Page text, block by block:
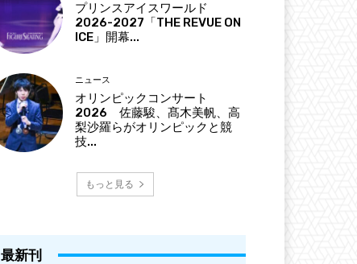
プリンスアイスワールド
2026-2027「THE REVUE ON
ICE」開幕...
ニュース
オリンピックコンサート
2026 佐藤駿、髙木美帆、高
梨沙羅らがオリンピックと競
技...
もっと見る
最新刊